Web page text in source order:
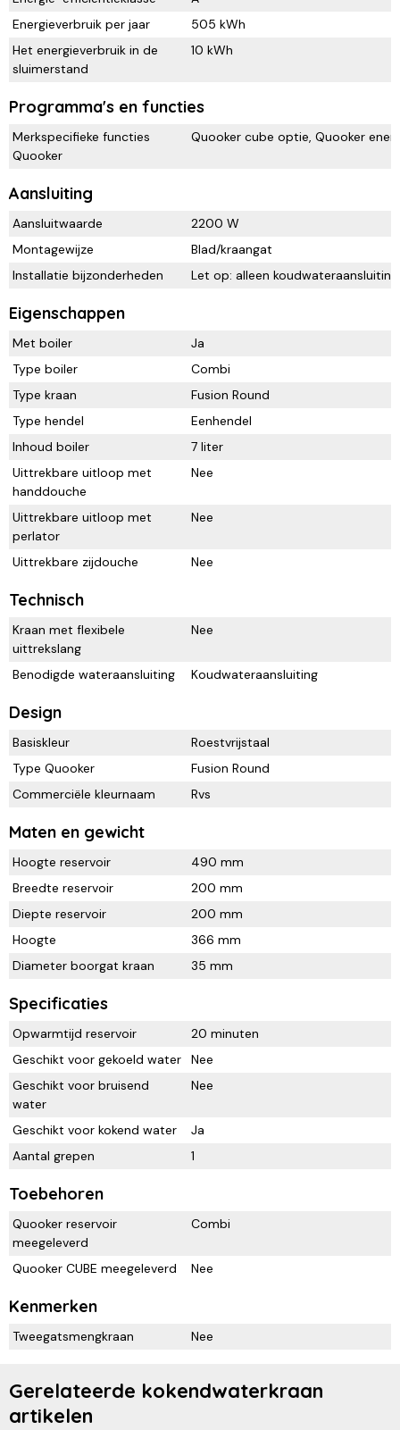
Energieverbruik per jaar
505 kWh
Het energieverbruik in de
sluimerstand
10 kWh
Programma's en functies
Merkspecifieke functies
Quooker
Quooker cube optie, Quooker
Aansluiting
Aansluitwaarde
2200 W
Montagewijze
Blad/kraangat
Installatie bijzonderheden
Let op: alleen koudwateraansluiting
Eigenschappen
Met boiler
Ja
Type boiler
Combi
Type kraan
Fusion Round
Type hendel
Eenhendel
Inhoud boiler
7 liter
Uittrekbare uitloop met
handdouche
Nee
Uittrekbare uitloop met
perlator
Nee
Uittrekbare zijdouche Nee
Technisch
Kraan met flexibele
uittrekslang
Nee
Benodigde wateraansluiting Koudwateraansluiting
Design
Basiskleur
Roestvrijstaal
Type Quooker
Fusion Round
Commerciële kleurnaam
Rvs
Maten en gewicht
Hoogte reservoir
490 mm
Breedte reservoir
200 mm
Diepte reservoir
200 mm
Hoogte
366 mm
Diameter boorgat kraan
35 mm
Specificaties
Opwarmtijd reservoir
20 minuten
Geschikt voor gekoeld water
Nee
Geschikt voor bruisend
water
Nee
Geschikt voor kokend water
Ja
Aantal grepen
1
Toebehoren
Quooker reservoir
meegeleverd
Combi
Quooker CUBE meegeleverd Nee
Kenmerken
Tweegatsmengkraan Nee
Gerelateerde kokendwaterkraan
artikelen